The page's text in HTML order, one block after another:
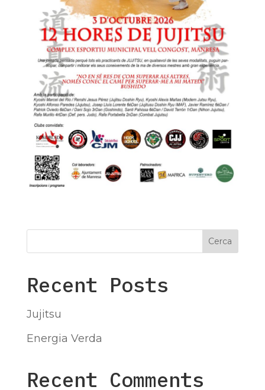
Cerca
Recent Posts
Jujitsu
Energia Verda
Recent Comments